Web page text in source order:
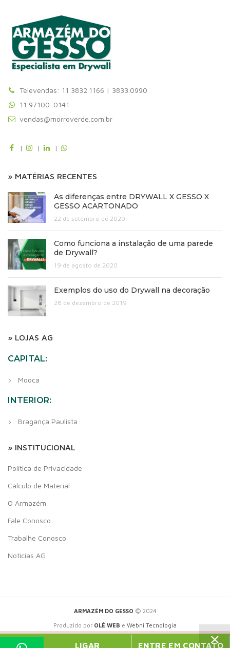
Televendas: 11 3832.1166 | 3833.0990
11 97100-0141
vendas@morroverde.com.br
| | |
» MATÉRIAS RECENTES
As diferenças entre DRYWALL X GESSO X
GESSO ACARTONADO
22 de setembro de 2020
Como funciona a instalação de uma parede
de Drywall?
19 de agosto de 2020
Exemplos do uso do Drywall na decoração
28 de dezembro de 2019
» LOJAS AG
CAPITAL:
Mooca
INTERIOR:
Bragança Paulista
» INSTITUCIONAL
Política de Privacidade
Cálculo de Material
O Armazém
Fale Conosco
Trabalhe Conosco
Notícias AG
ARMAZÉM DO GESSO 2024
Produzido por OLÉ WEB e Webni Tecnologia
PHP Code Snippets Powered By :XYZScripts.com
LIGAR ENTRE EM CONTATO